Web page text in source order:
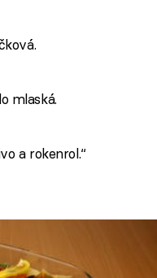
mlaská.
a rokenrol.“